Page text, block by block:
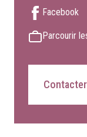
Facebook
Parcourir